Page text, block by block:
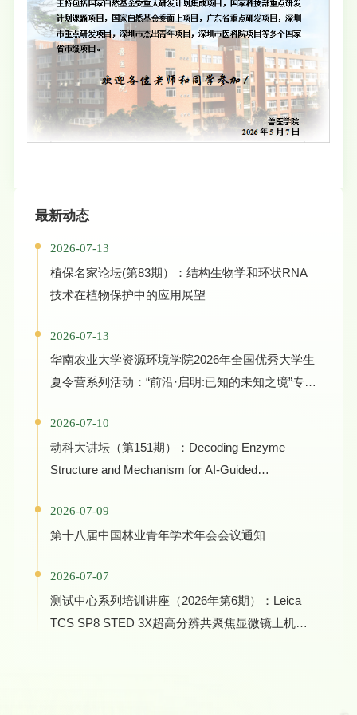
最新动态
2026-07-13
植保名家论坛(第83期）：结构生物学和环状RNA
技术在植物保护中的应用展望
2026-07-13
华南农业大学资源环境学院2026年全国优秀大学生
夏令营系列活动：“前沿·启明:已知的未知之境”专家
2026-07-10
动科大讲坛（第151期）：Decoding Enzyme
Structure and Mechanism for AI-Guided
Manufacturing
2026-07-09
第十八届中国林业青年学术年会会议通知
2026-07-07
测试中心系列培训讲座（2026年第6期）：Leica
TCS SP8 STED 3X超高分辨共聚焦显微镜上机培